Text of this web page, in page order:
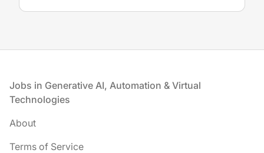
Footer
Jobs in Generative AI, Automation & Virtual
Technologies
About
Terms of Service